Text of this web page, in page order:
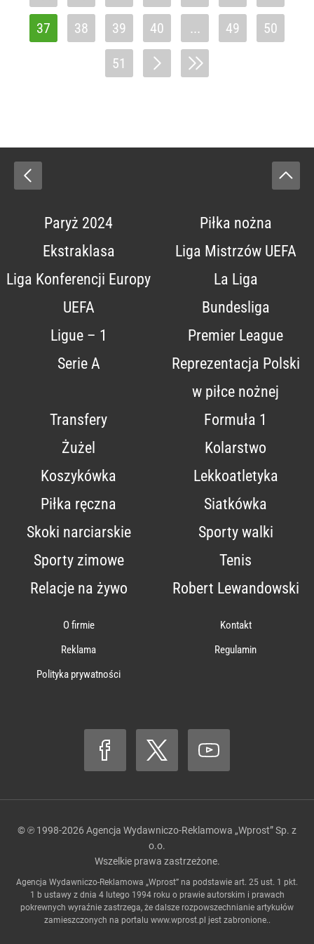
37 38 39 40 ... 49 50
51
Paryż 2024
Piłka nożna
Ekstraklasa
Liga Mistrzów UEFA
Liga Konferencji Europy
UEFA
La Liga
Bundesliga
Ligue – 1
Premier League
Serie A
Reprezentacja Polski
w piłce nożnej
Transfery
Formuła 1
Żużel
Kolarstwo
Koszykówka
Lekkoatletyka
Piłka ręczna
Siatkówka
Skoki narciarskie
Sporty walki
Sporty zimowe
Tenis
Relacje na żywo
Robert Lewandowski
O firmie
Kontakt
Reklama
Regulamin
Polityka prywatności
© ℗ 1998-2026 Agencja Wydawniczo-Reklamowa „Wprost” Sp. z
o.o.
Wszelkie prawa zastrzeżone.
Agencja Wydawniczo-Reklamowa „Wprost” na podstawie art. 25 ust. 1 pkt.
1 b ustawy z dnia 4 lutego 1994 roku o prawie autorskim i prawach
pokrewnych wyraźnie zastrzega, że dalsze rozpowszechnianie artykułów
zamieszczonych na portalu www.wprost.pl jest zabronione..